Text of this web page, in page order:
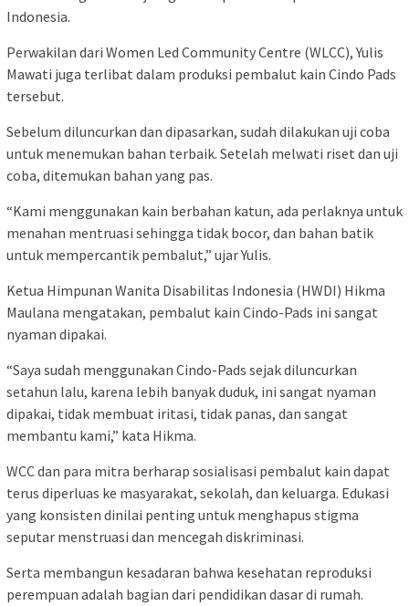
Indonesia.
Perwakilan dari Women Led Community Centre (WLCC), Yulis
Mawati juga terlibat dalam produksi pembalut kain Cindo Pads
tersebut.
Sebelum diluncurkan dan dipasarkan, sudah dilakukan uji coba
untuk menemukan bahan terbaik. Setelah melwati riset dan uji
coba, ditemukan bahan yang pas.
“Kami menggunakan kain berbahan katun, ada perlaknya untuk
menahan mentruasi sehingga tidak bocor, dan bahan batik
untuk mempercantik pembalut,” ujar Yulis.
Ketua Himpunan Wanita Disabilitas Indonesia (HWDI) Hikma
Maulana mengatakan, pembalut kain Cindo-Pads ini sangat
nyaman dipakai.
“Saya sudah menggunakan Cindo-Pads sejak diluncurkan
setahun lalu, karena lebih banyak duduk, ini sangat nyaman
dipakai, tidak membuat iritasi, tidak panas, dan sangat
membantu kami,” kata Hikma.
WCC dan para mitra berharap sosialisasi pembalut kain dapat
terus diperluas ke masyarakat, sekolah, dan keluarga. Edukasi
yang konsisten dinilai penting untuk menghapus stigma
seputar menstruasi dan mencegah diskriminasi.
Serta membangun kesadaran bahwa kesehatan reproduksi
perempuan adalah bagian dari pendidikan dasar di rumah.